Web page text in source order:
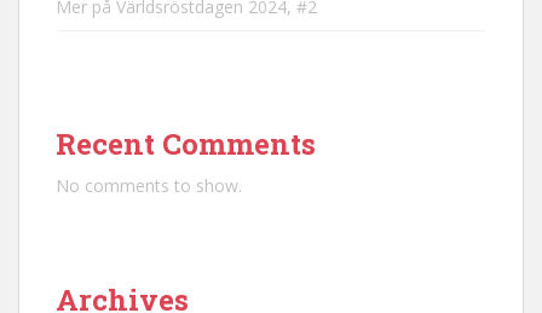
Mer på Världsröstdagen 2024, #2
Recent Comments
No comments to show.
Archives